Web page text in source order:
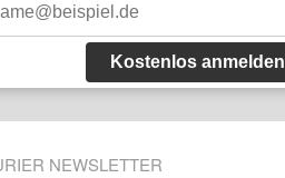
Kostenlos anmelden
NEWSLETTER